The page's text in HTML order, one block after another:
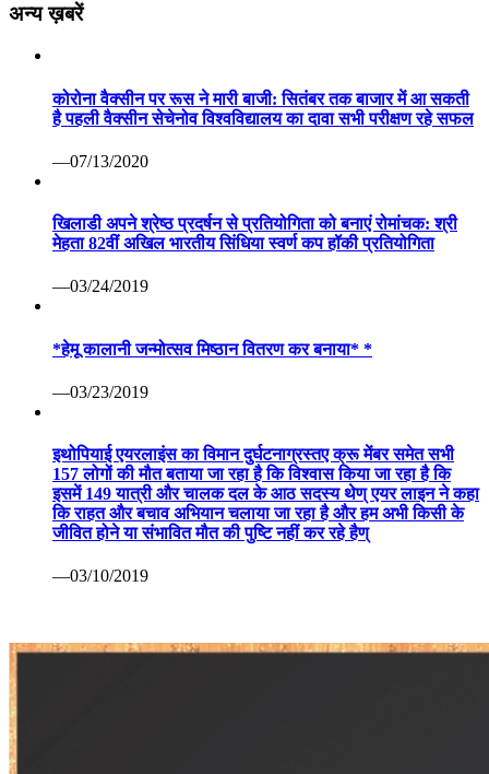
अन्य ख़बरें
कोरोना वैक्सीन पर रूस ने मारी बाजी: सितंबर तक बाजार में आ सकती
है पहली वैक्सीन सेचेनोव विश्वविद्यालय का दावा सभी परीक्षण रहे सफल
—07/13/2020
खिलाडी अपने श्रेष्ठ प्रदर्षन से प्रतियोगिता को बनाएं रोमांचक: श्री
मेहता 82वीं अखिल भारतीय सिंधिया स्वर्ण कप हॉकी प्रतियोगिता
—03/24/2019
*हेमू कालानी जन्मोत्सव मिष्ठान वितरण कर बनाया* *
—03/23/2019
इथोपियाई एयरलाइंस का विमान दुर्घटनाग्रस्तए क्रू मेंबर समेत सभी
157 लोगों की मौत बताया जा रहा है कि विश्वास किया जा रहा है कि
इसमें 149 यात्री और चालक दल के आठ सदस्य थेण् एयर लाइन ने कहा
कि राहत और बचाव अभियान चलाया जा रहा है और हम अभी किसी के
जीवित होने या संभावित मौत की पुष्टि नहीं कर रहे हैण्
—03/10/2019